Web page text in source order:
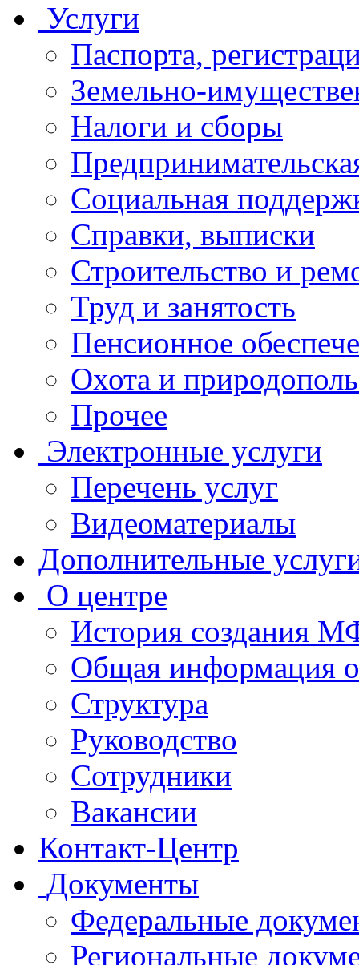
Услуги
Паспорта,
Земельно-
Налоги и сборы
Социальная
Справки, выписки
Строительство и
Труд и занятость
Пенсионное
Охота и
Прочее
Электронные услуги
Перечень услуг
Видеоматериалы
Дополнительные
О центре
История создания
Общая
Структура
Руководство
Сотрудники
Вакансии
Контакт-Центр
Документы
Федеральные
Региональные